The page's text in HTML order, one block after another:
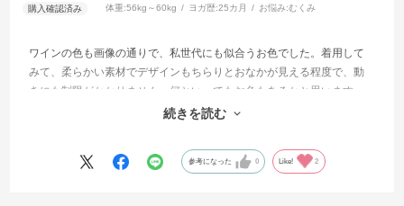
体重:56kg～60kg ヨガ歴:25カ月 お悩み:むくみ
ワインの色も画像の通りで、私世代にも似合うお色でした。着用して
みて、柔らかい素材でデザインもちらりとおなかが見える程度で、動
きにも制限がかかりません。何といってもお色もあるかと思います
が、素敵なデザインでスタイルよく見える点がお気に入りです。レギ
続きを読む
参考になった 0 Like! 2